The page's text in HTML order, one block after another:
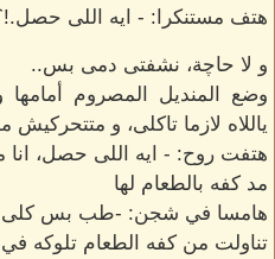
هتف مستنكرا: - ايه اللى
و لا حاچة، نشفتى دمى بس..
وضع المنديل المصروم
ياللاه لازما تاكلى، و
هتفت روح: - ايه اللى حصل،
مد كفه بالطعام لها
هامسا في شجن: -طب بس كلى
تناولت من كفه الطعام تلوكه